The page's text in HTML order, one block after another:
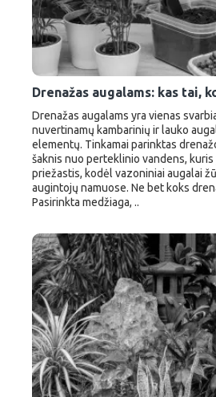
Drenažas augalams yra vienas
nuvertinamų kambarinių ir lauko
elementų. Tinkamai parinktas
šaknis nuo perteklinio vandens, kuris
priežastis, kodėl vazoniniai augalai
augintojų namuose. Ne bet koks
Pasirinkta medžiaga, ..